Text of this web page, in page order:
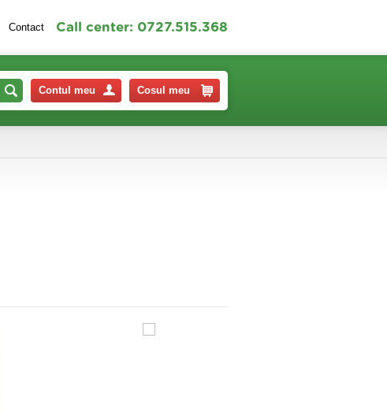
Contact Call center: 0727.515.368
Contul meu Cosul meu